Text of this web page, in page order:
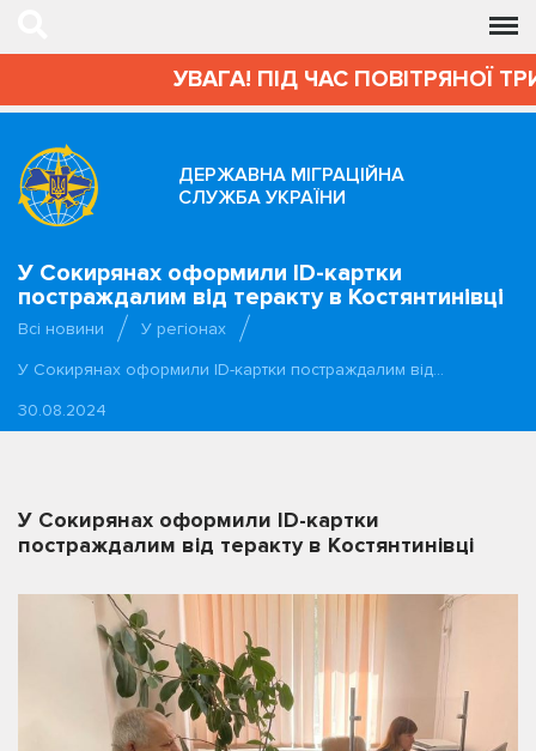
УВАГА! ПІД ЧАС ПОВІТРЯНОЇ
ДЕРЖАВНА МІГРАЦІЙНА
СЛУЖБА УКРАЇНИ
У Сокирянах оформили ID-картки
постраждалим від теракту в Костянтинівці
Всі новини
У регіонах
У Сокирянах оформили ID-картки постраждалим від…
30.08.2024
У Сокирянах оформили ID-картки
постраждалим від теракту в Костянтинівці